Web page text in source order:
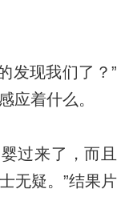
发现我们了？”
应着什么。
过来了，而且
无疑。”结果片